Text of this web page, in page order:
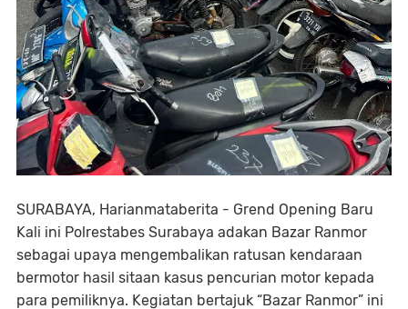
SURABAYA, Harianmataberita - Grend Opening Baru
Kali ini Polrestabes Surabaya adakan Bazar Ranmor
sebagai upaya mengembalikan ratusan kendaraan
bermotor hasil sitaan kasus pencurian motor kepada
para pemiliknya. Kegiatan bertajuk “Bazar Ranmor” ini